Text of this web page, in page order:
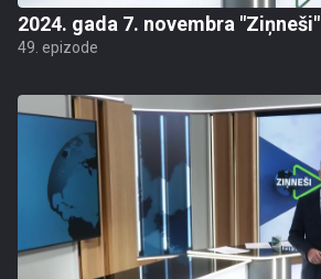
2024. gada 7. novembra "Ziņneši"
49. epizode